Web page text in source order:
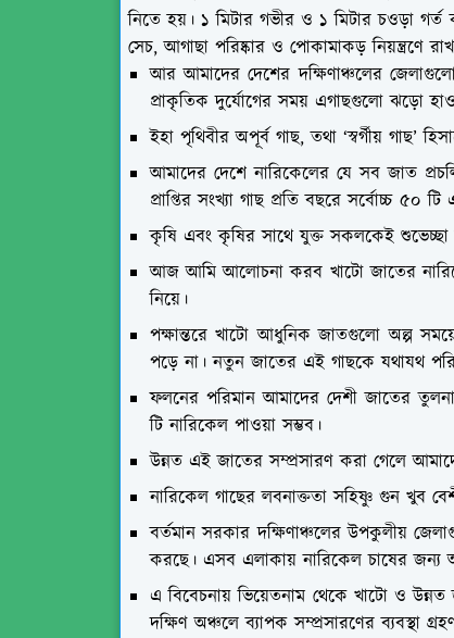
নিতে হয়। ১ মিটার গভীর ও ১ মিটার চওড়া
সেচ, আগাছা পরিষ্কার ও পোকামাকড় নিয়ন্ত্রণে
আর আমাদের দেশের দক্ষিণাঞ্চলের
প্রাকৃতিক দুর্যোগের সময় এগাছগুলো ঝড়ো
ইহা পৃথিবীর অপূর্ব গাছ, তথা ‘স্বর্গীয় গাছ’
আমাদের দেশে নারিকেলের যে সব জাত
প্রাপ্তির সংখ্যা গাছ প্রতি বছরে সর্বোচ্চ
কৃষি এবং কৃষির সাথে যুক্ত সকলকেই
আজ আমি আলোচনা করব খাটো জাতের
নিয়ে।
পক্ষান্তরে খাটো আধুনিক জাতগুলো অল্প
পড়ে না। নতুন জাতের এই গাছকে যথাযথ
ফলনের পরিমান আমাদের দেশী জাতের
টি নারিকেল পাওয়া সম্ভব।
উন্নত এই জাতের সম্প্রসারণ করা গেলে
নারিকেল গাছের লবনাক্ততা সহিষ্ণু গুন খুব
বর্তমান সরকার দক্ষিণাঞ্চলের উপকুলীয়
করছে। এসব এলাকায় নারিকেল চাষের
এ বিবেচনায় ভিয়েতনাম থেকে খাটো ও
দক্ষিণ অঞ্চলে ব্যাপক সম্প্রসারণের ব্যবস্থা